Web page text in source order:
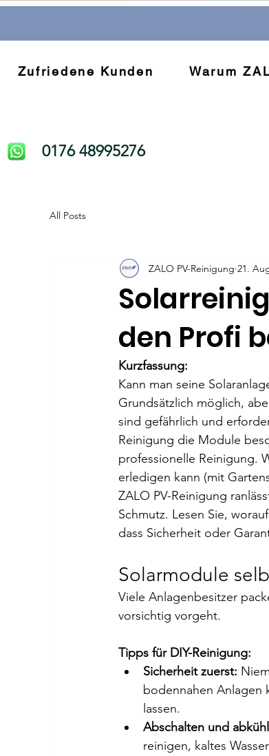
0176 48995276
Zufriedene Kunden Warum
All Posts
den Profi
ZALO PV-Reinigung 21.
Kurzfassung:
Kann man seine
Grundsätzlich möglich,
sind gefährlich und
Reinigung die Module
professionelle Reinigung.
erledigen kann (mit
ZALO PV-Reinigung
Schmutz. Lesen Sie,
dass Sicherheit oder
Solarmodule
Viele Anlagenbesitzer
vorsichtig vorgeht.
Tipps für DIY-Reinigung:
Sicherheit zuerst:
bodennahen Anlagen
lassen.
Abschalten und
reinigen, kaltes